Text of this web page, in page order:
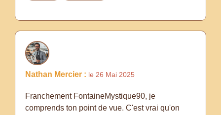
Nathan Mercier : le 26 Mai 2025
Franchement FontaineMystique90, je
comprends ton point de vue. C'est vrai qu'on